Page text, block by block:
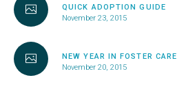
QUICK ADOPTION GUIDE
November 23, 2015
NEW YEAR IN FOSTER CARE
November 20, 2015